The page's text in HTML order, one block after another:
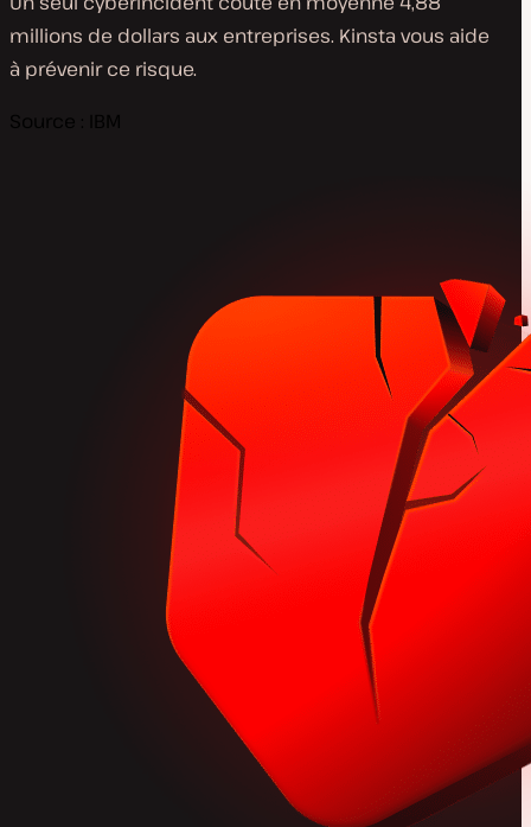
millions de dollars aux entreprises. Kinsta vous aide
à prévenir ce risque.
Source : IBM